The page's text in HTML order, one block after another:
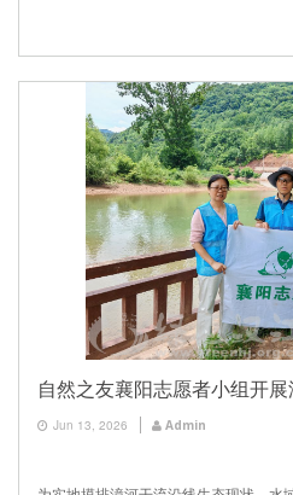
自然之友襄阳志愿者小组开
Jun 13, 2026 Admin